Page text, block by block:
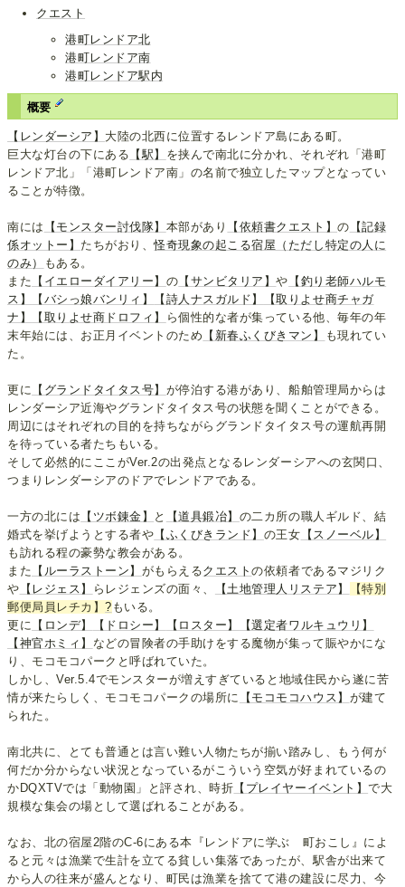
クエスト
港町レンドア北
港町レンドア南
港町レンドア駅内
概要
【レンダーシア】 大陸の北西に位置するレンドア島にある町。
巨大な灯台の下にある 【駅】 を挟んで南北に分かれ、それぞれ「港町
レンドア北」「港町レンドア南」の名前で独立したマップとなってい
ることが特徴。
南には 【モンスター討伐隊】 本部があり 【依頼書クエスト】の 【記録
係オットー】 たちがおり、怪奇現象の起こる宿屋（ただし特定の人に
のみ）
もある。
また 【イエローダイアリー】 の 【サンビタリア】や 【釣り老師ハルモ
ス】
【バシっ娘バンリィ】 【詩人ナスガルド】
【取りよせ商チャガ
ナ】
【取りよせ商ドロフィ】
ら個性的な者が集っている他、毎年の年
末年始には、お正月イベントのため 【新春ふくびきマン】
も現れてい
た。
更に 【グランドタイタス号】 が停泊する港があり、船舶管理局からは
レンダーシア近海やグランドタイタス号の状態を聞くことができる。
周辺にはそれぞれの目的を持ちながらグランドタイタス号の運航再開
を待っている者たちもいる。
そして必然的にここがVer.2の出発点となるレンダーシアへの玄関口、
つまりレンダーシアのドアでレンドアである。
一方の北には 【ツボ錬金】 と 【道具鍛冶】 の二カ所の職人ギルド、結
婚式を挙げようとする者や 【ふくびきランド】 の王女 【スノーベル】
も訪れる程の豪勢な教会がある。
また 【ルーラストーン】 がもらえるクエストの依頼者であるマジリク
や 【レジェス】 らレジェンズの面々、 【土地管理人リステア】
【特別
郵便局員レチカ】? もいる。
更に 【ロンデ】 【ドロシー】 【ロスター】
【選定者ワルキュウリ】
【神官ホミィ】 などの冒険者の手助けをする魔物が集って賑やかにな
り、モコモコパークと呼ばれていた。
しかし、Ver.5.4でモンスターが増えすぎていると地域住民から遂に苦
情が来たらしく、モコモコパークの場所に
【モコモコハウス】 が建て
られた。
南北共に、とても普通とは言い難い人物たちが揃い踏みし、もう何が
何だか分からない状況となっているがこういう空気が好まれているの
かDQXTVでは「動物園」と評され、時折 【プレイヤーイベント】で大
規模な集会の場として選ばれることがある。
なお、北の宿屋2階のC-6にある本『レンドアに学ぶ 町おこし』によ
ると元々は漁業で生計を立てる貧しい集落であったが、駅舎が出来て
から人の往来が盛んとなり、町民は漁業を捨てて港の建設に尽力、今